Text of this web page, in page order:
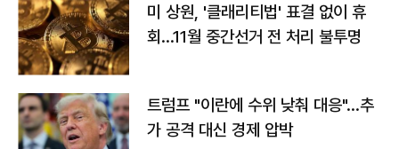
미 상원, '클래리티법' 표결 없이 휴
회…11월 중간선거 전 처리 불투명
트럼프 "이란에 수위 낮춰 대응"…추
가 공격 대신 경제 압박